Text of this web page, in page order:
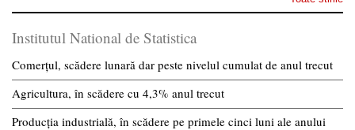
Institutul National de Statistica
Comerțul, scădere lunară dar peste nivelul cumulat de anul trecut
Agricultura, în scădere cu 4,3% anul trecut
Producția industrială, în scădere pe primele cinci luni ale anului